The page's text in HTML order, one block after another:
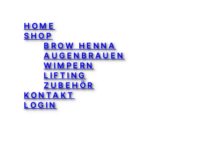
HOME
SHOP
BROW HENNA
AUGENBRAUEN
WIMPERN
LIFTING
ZUBEHÖR
KONTAKT
LOGIN